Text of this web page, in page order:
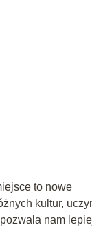
to nowe
kultur,
nam